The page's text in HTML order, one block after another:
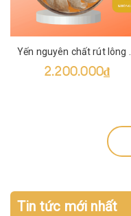
2.200.000₫
Tin tức mới nhất